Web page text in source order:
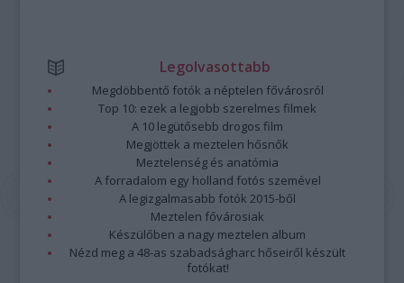
Legolvasottabb
Megdöbbentő fotók a néptelen fővárosról
Top 10: ezek a legjobb szerelmes filmek
A 10 legütősebb drogos film
Megjöttek a meztelen hősnők
Meztelenség és anatómia
A forradalom egy holland fotós szemével
A legizgalmasabb fotók 2015-ből
Meztelen fővárosiak
Készülőben a nagy meztelen album
Nézd meg a 48-as szabadságharc hőseiről készült
fotókat!